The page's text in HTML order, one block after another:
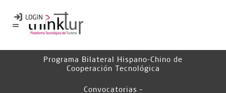
Programa Bilateral Hispano-Chino de
Cooperación Tecnológica
Convocatorias –